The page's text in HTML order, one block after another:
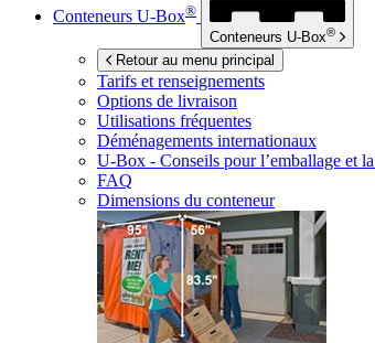
Conteneurs U-Box®
Conteneurs U-Box®
Retour au menu principal
Tarifs et renseignements
Options de livraison
Utilisations fréquentes
Déménagements internationaux
U-Box - Conseils pour l’emballage et
FAQ
Dimensions du conteneur